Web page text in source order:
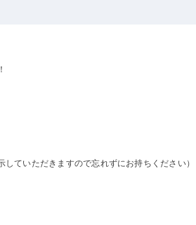
していただきますので忘れずにお持ちください）